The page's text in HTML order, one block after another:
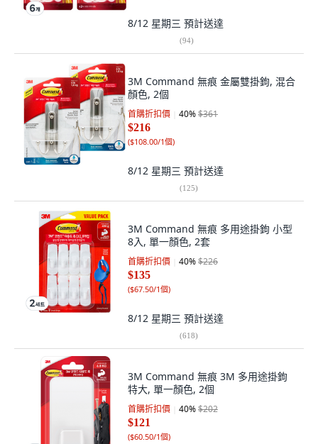
8/12 星期三 預計送達
(94)
3M Command 無痕 金屬雙掛鉤, 混合
顏色, 2個
首購折扣價 40%$361
$216
($108.00/1個)
8/12 星期三 預計送達
(125)
3M Command 無痕 多用途掛鉤 小型
8入, 單一顏色, 2套
首購折扣價 40%$226
$135
($67.50/1個)
8/12 星期三 預計送達
(618)
3M Command 無痕 3M 多用途掛鉤
特大, 單一顏色, 2個
首購折扣價 40%$202
$121
($60.50/1個)